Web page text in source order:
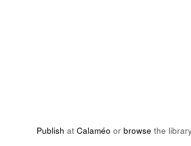
Publish atCalaméo orbrowse the